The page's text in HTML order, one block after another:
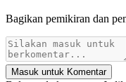
Bagikan pemikiran dan
Masuk untuk Komentar